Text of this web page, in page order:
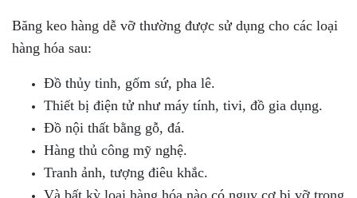
Băng keo hàng dễ vỡ thường được sử dụng cho các loại
hàng hóa sau:
Đồ thủy tinh, gốm sứ, pha lê.
Thiết bị điện tử như máy tính, tivi, đồ gia dụng.
Đồ nội thất bằng gỗ, đá.
Hàng thủ công mỹ nghệ.
Tranh ảnh, tượng điêu khắc.